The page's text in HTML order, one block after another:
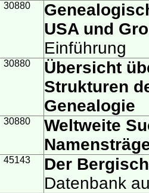
30880
USA und
Einführung
30880
Übersicht
Strukturen
Genealogie
30880
Weltweite
45143
Der
Datenbank